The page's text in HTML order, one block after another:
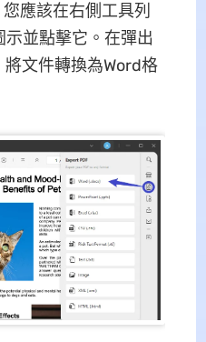
應該在右側工具列
並點擊它。在彈出
將文件轉換為Word格